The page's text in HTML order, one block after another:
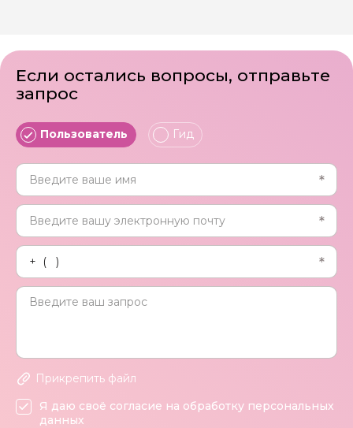
Если остались вопросы, отправьте
запрос
Пользователь Гид
Прикрепить файл
Я даю своё согласие на обработку персональных
данных